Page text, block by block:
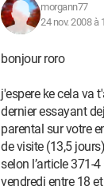
morgann77
24 nov. 2008 à
bonjour roro
j'espere ke cela va
dernier essayant
parental sur votre
de visite (13,5
selon l’article 371-
vendredi entre 18